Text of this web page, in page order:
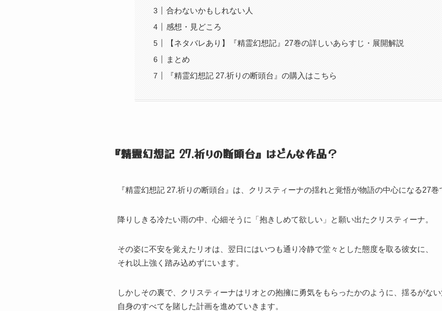
合わないかもしれない人
感想・見どころ
【ネタバレあり】『精霊幻想記』27巻の詳しいあらすじ・展開解説
まとめ
『精霊幻想記 27.祈りの断頭台』の購入はこちら
『精霊幻想記 27.祈りの断頭台』 はどんな作品？
『精霊幻想記 27.祈りの断頭台』 は、 クリスティーナの揺れと覚悟が物語の中心になる27巻
降りしきる冷たい雨の中、 心細そうに「抱きしめて欲しい」 と願い出たクリスティーナ。
その姿に不安を覚えたリオは、 翌日にはいつも通り冷静で堂々とした態度を取る彼女に、
それ以上強く踏み込めずにいます。
しかしその裏で、 クリスティーナはリオとの抱擁に勇気をもらったかのように、 揺るがな
自身のすべてを賭した計画を進めていきます。